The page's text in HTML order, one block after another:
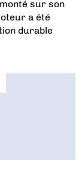
sur son
a été
durable